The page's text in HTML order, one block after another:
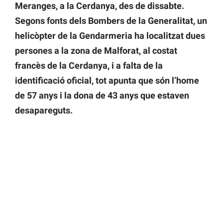
Meranges, a la Cerdanya, des de dissabte.
Segons fonts dels Bombers de la Generalitat, un
helicòpter de la Gendarmeria ha localitzat dues
persones a la zona de Malforat, al costat
francès de la Cerdanya, i a falta de la
identificació oficial, tot apunta que són l’home
de 57 anys i la dona de 43 anys que estaven
desapareguts.